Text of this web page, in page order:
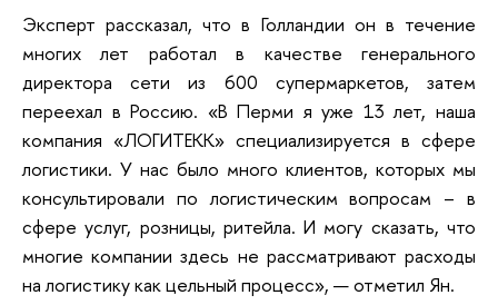
Эксперт рассказал, что в Голландии он в течение
многих лет работал в качестве генерального
директора сети из 600 супермаркетов, затем
переехал в Россию. «В Перми я уже 13 лет, наша
компания «ЛОГИТЕКК» специализируется в сфере
логистики. У нас было много клиентов, которых мы
консультировали по логистическим вопросам – в
сфере услуг, розницы, ритейла. И могу сказать, что
многие компании здесь не рассматривают расходы
на логистику как цельный процесс», — отметил Ян.